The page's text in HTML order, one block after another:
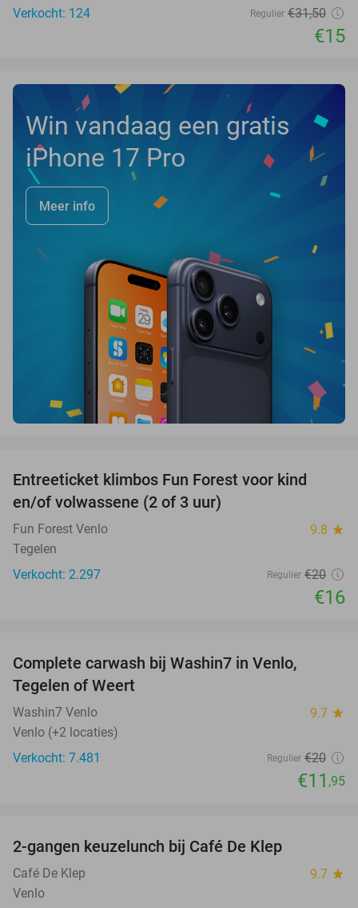
Verkocht: 124
Regulier €31,50
€15
Win vandaag een gratis
iPhone 17 Pro
Meer info
Entreeticket klimbos Fun Forest voor kind
en/of volwassene (2 of 3 uur)
Fun Forest Venlo 9.8 star
Tegelen
Verkocht: 2.297
Regulier €20
€16
Complete carwash bij Washin7 in Venlo,
Tegelen of Weert
Washin7 Venlo 9.7 star
Venlo (+2 locaties)
Verkocht: 7.481
Regulier €20
€11 ,95
2-gangen keuzelunch bij Café De Klep
Café De Klep 9.7 star
Venlo